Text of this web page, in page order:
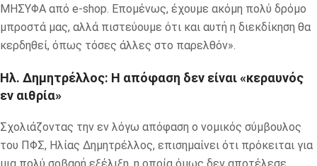
ΜΗΣΥΦΑ από e-shop. Επομένως, έχουμε ακόμη πολύ δρόμο
μπροστά μας, αλλά πιστεύουμε ότι και αυτή η διεκδίκηση θα
κερδηθεί, όπως τόσες άλλες στο παρελθόν».
Ηλ. Δημητρέλλος: Η απόφαση δεν είναι «κεραυνός
εν αιθρία»
Σχολιάζοντας την εν λόγω απόφαση ο νομικός σύμβουλος
του ΠΦΣ, Ηλίας Δημητρέλλος, επισημαίνει ότι πρόκειται για